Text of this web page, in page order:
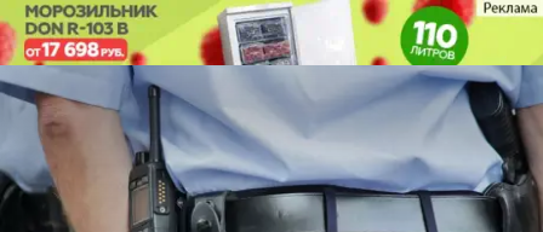
В Пензенской области
раскрывают 65 % преступлений
Молодой
ленинец
В Пензенской области
раскрывают 65 % преступлений
Молодой
ленинец
Также
Погода